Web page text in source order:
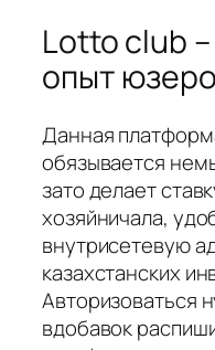
Lotto club
опыт
Данная
обязывается
зато делает
хозяйничала,
внутрисетевую
казахстанских
Авторизоваться
вдобавок